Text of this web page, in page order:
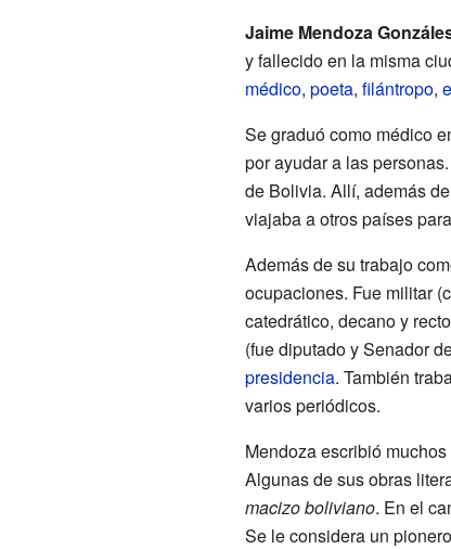
Jaime Mendoza
y fallecido en la misma
médico, poeta, filántropo,
Se graduó como médico
por ayudar a las
de Bolivia. Allí, además
viajaba a otros países
Además de su trabajo
ocupaciones. Fue militar
catedrático, decano y
(fue diputado y Senador
presidencia. También
varios periódicos.
Mendoza escribió
Algunas de sus obras
macizo boliviano. En el
Se le considera un